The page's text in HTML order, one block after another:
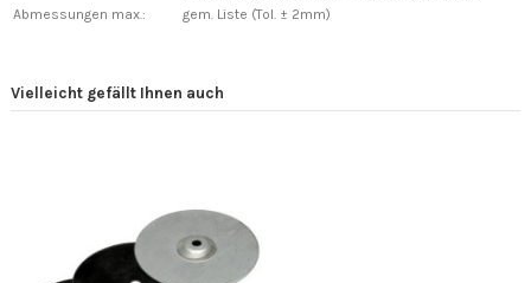
Abmessungen max.:
gem. Liste (Tol. ± 2mm)
Vielleicht gefällt Ihnen auch